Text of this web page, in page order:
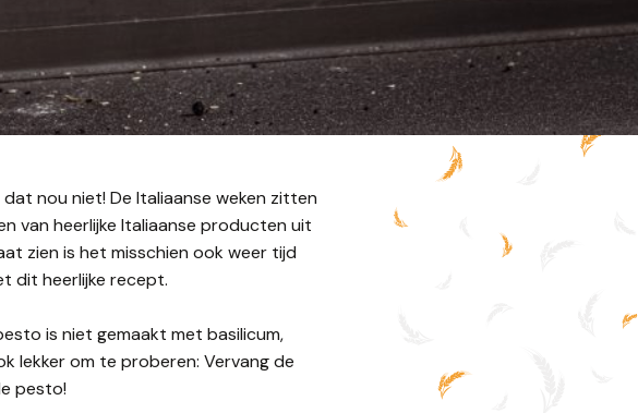
nou niet! De Italiaanse weken zitten
van heerlijke Italiaanse producten uit
zien is het misschien ook weer tijd
dit heerlijke recept.
is niet gemaakt met basilicum,
lekker om te proberen: Vervang de
pesto!